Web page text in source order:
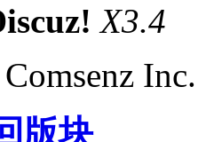
X3.4
Inc.
版块